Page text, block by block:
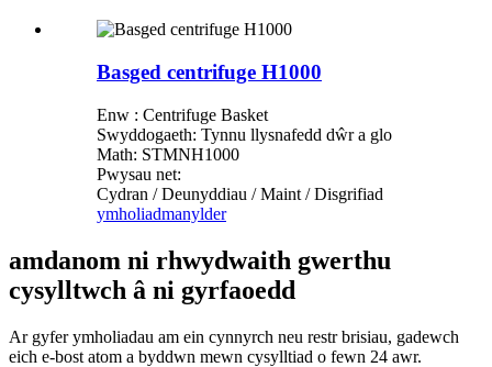
Basged centrifuge H1000
Enw : Centrifuge Basket
Swyddogaeth: Tynnu llysnafedd dŵr a glo
Math: STMNH1000
Pwysau net:
Cydran / Deunyddiau / Maint / Disgrifiad
ymholiadmanylder
amdanom ni rhwydwaith gwerthu
cysylltwch â ni gyrfaoedd
Ar gyfer ymholiadau am ein cynnyrch neu restr brisiau, gadewch
eich e-bost atom a byddwn mewn cysylltiad o fewn 24 awr.